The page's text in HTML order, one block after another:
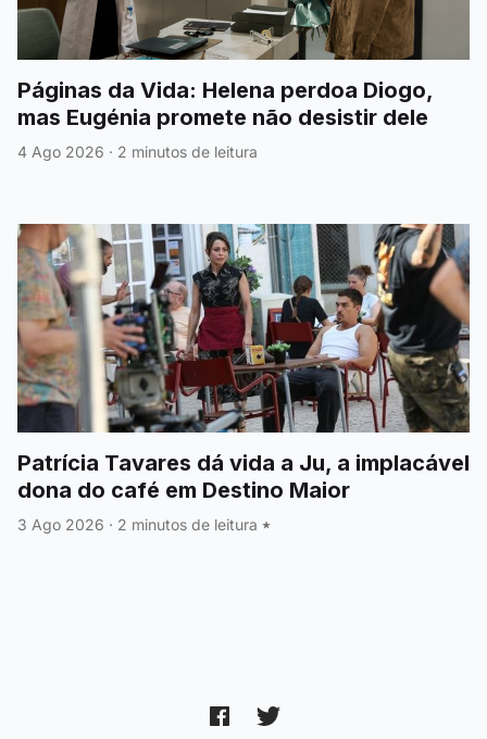
Páginas da Vida: Helena perdoa Diogo,
mas Eugénia promete não desistir dele
4 Ago 2026 · 2 minutos de leitura
Patrícia Tavares dá vida a Ju, a implacável
dona do café em Destino Maior
3 Ago 2026 · 2 minutos de leitura